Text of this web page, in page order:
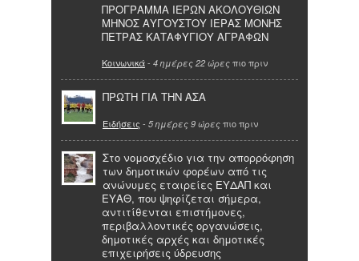
ΠΡΟΓΡΑΜΜΑ ΙΕΡΩΝ ΑΚΟΛΟΥΘΙΩΝ
ΜΗΝΟΣ ΑΥΓΟΥΣΤΟΥ ΙΕΡΑΣ ΜΟΝΗΣ
ΠΕΤΡΑΣ ΚΑΤΑΦΥΓΙΟΥ ΑΓΡΑΦΩΝ
Κοινωνικά- 4 ημέρες 22 ώρες πιο πριν
ΠΡΩΤΗ ΓΙΑ ΤΗΝ ΑΣΑ
Ειδήσεις - 5 ημέρες 9 ώρες πιο πριν
Στο νομοσχέδιο για την απορρόφηση
των δημοτικών φορέων από τις
ανώνυμες εταιρείες ΕΥΔΑΠ και
ΕΥΑΘ, που ψηφίζεται σήμερα,
αντιτίθενται επιστήμονες,
περιβαλλοντικές οργανώσεις,
δημοτικές αρχές και δημοτικές
επιχειρήσεις ύδρευσης